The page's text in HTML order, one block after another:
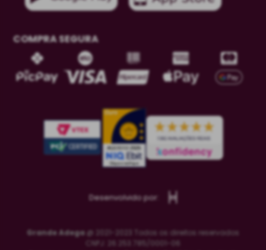
COMPRA SEGURA
Desenvolvido por:
Grande Adega @ 2021-2023 Todos os direitos reservados
CNPJ: 26.253.785/0001-06